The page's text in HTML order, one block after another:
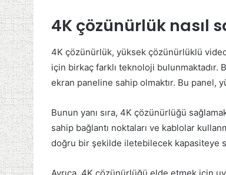
4K çözünürlük nasıl
4K çözünürlük, yüksek çözünürlüklü
için birkaç farklı teknoloji
ekran paneline sahip olmaktır. Bu
Bunun yanı sıra, 4K çözünürlüğü
sahip bağlantı noktaları ve kablolar
doğru bir şekilde iletebilecek kapasiteye